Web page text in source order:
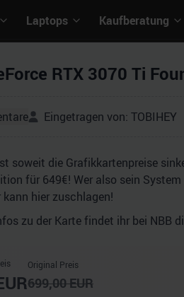
Laptops Kaufberatung
RTX 3070 Ti
Eingetragen von: TOBIHEY
soweit die Grafikkartenpreise
für 649€! Wer also sein
hier zuschlagen!
zu der Karte findet ihr bei NBB
Original Preis
699,00EUR